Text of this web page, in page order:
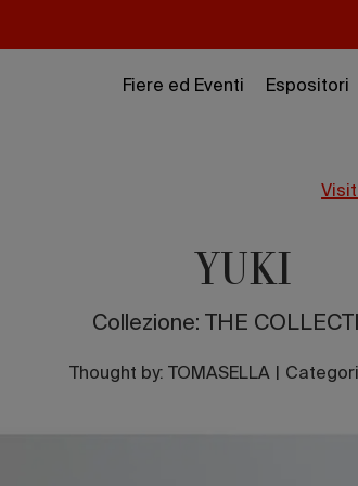
Fiere ed Eventi Espositori
YUKI
Collezione: THE
Thought by: TOMASELLA